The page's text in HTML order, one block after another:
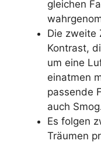
gleichen
Die zweite
Kontrast,
um eine
einatmen
passende
auch
Es folgen
Träumen